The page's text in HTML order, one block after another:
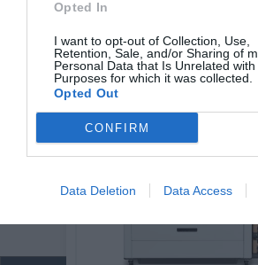
Opted In
I want to opt-out of Collection, Use,
Retention, Sale, and/or Sharing of
Personal Data that Is Unrelated
Purposes for which it was collected.
Opted Out
CONFIRM
Data Deletion Data Access
Related